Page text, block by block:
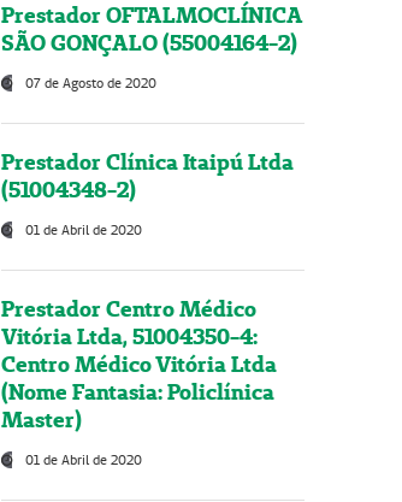
Prestador OFTALMOCLÍNICA
SÃO GONÇALO (55004164-2)
07 de Agosto de 2020
Prestador Clínica Itaipú Ltda
(51004348-2)
01 de Abril de 2020
Prestador Centro Médico
Vitória Ltda, 51004350-4:
Centro Médico Vitória Ltda
(Nome Fantasia: Policlínica
Master)
01 de Abril de 2020